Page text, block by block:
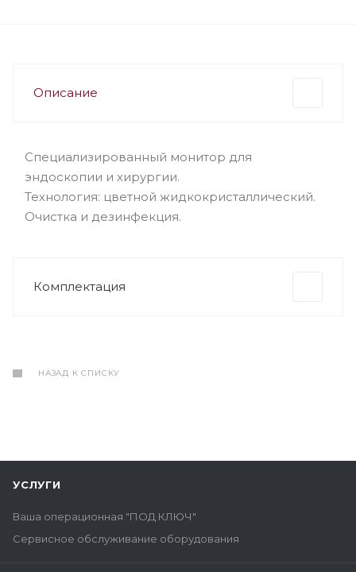
Описание
Специализированный монитор для
эндоскопии и хирургии.
Технология: цветной жидкокристаллический.
Очистка и дезинфекция.
Комплектация
НАЗАД К СПИСКУ
УСЛУГИ
Ваша операционная "ПОД КЛЮЧ"
Сервисное обслуживание оборудования